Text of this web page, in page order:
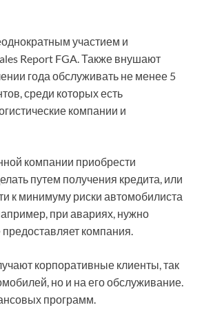
участием и
Report FGA. Также внушают
года обслуживать не менее 5
среди которых есть
компании и
компании приобрести
путем получения кредита, или
к минимуму риски автомобилиста
при авариях, нужно
предоставляет компания.
корпоративные клиенты, так
но и на его обслуживание.
программ.